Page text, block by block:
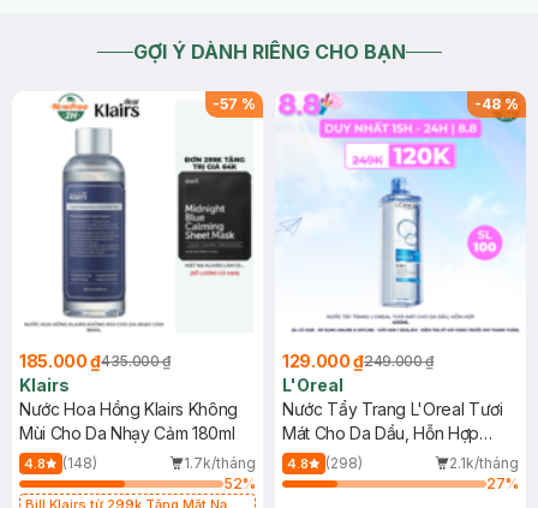
GỢI Ý DÀNH RIÊNG CHO BẠN
-57 %
185.000 ₫435.000 ₫
Klairs
Nước Hoa Hồng Klairs Không
Mùi Cho Da Nhạy Cảm 180ml
4.8 (148)
1.7k/tháng
52%
Bill Klairs từ 299k Tặng Mặt Nạ
-48%
129.000 ₫249.000 ₫
L'Oreal
Nước Tẩy Trang L'Oreal Tươi
Mát Cho Da Dầu, Hỗn Hợp
400ml
4.8 (298)
2.1k/tháng
27%